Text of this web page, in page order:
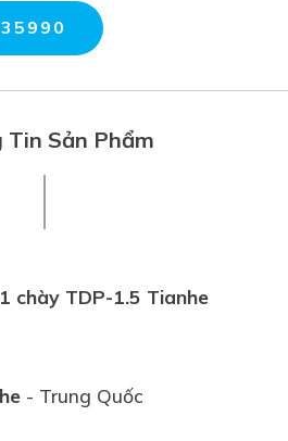
Tin Sản Phẩm
chày TDP-1.5 Tianhe
- Trung Quốc